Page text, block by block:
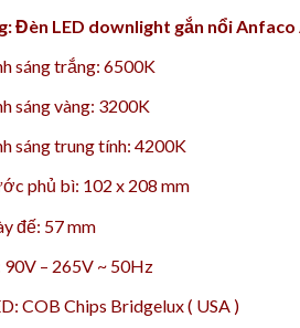
Đèn LED downlight gắn nổi
sáng trắng: 6500K
sáng vàng: 3200K
sáng trung tính: 4200K
phủ bì: 102 x 208 mm
đế: 57 mm
– 265V ~ 50Hz
COB Chips Bridgelux ( USA )